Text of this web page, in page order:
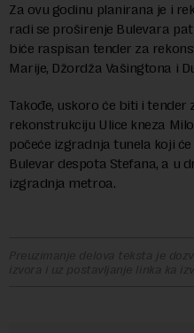
Za ovu godinu planirana je i
radi se proširenje Bulevara
biće raspisan tender za
Marije, Džordža Vašingtona i
Takođe, uskoro će biti i tender
rekonstrukciju Ulice kneza
počeće izgradnja tunela koji
Bulevar despota Stefana, a u
izgradnja metroa.
Preuzimanje delova teksta je
izvora i uz postavljanje linka ka